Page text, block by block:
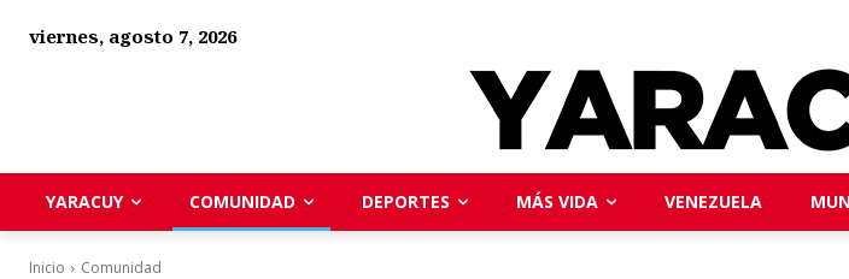
viernes, agosto 7, 2026
YARACUY COMUNIDAD DEPORTES MÁS VIDA VENEZUELA
Inicio Comunidad